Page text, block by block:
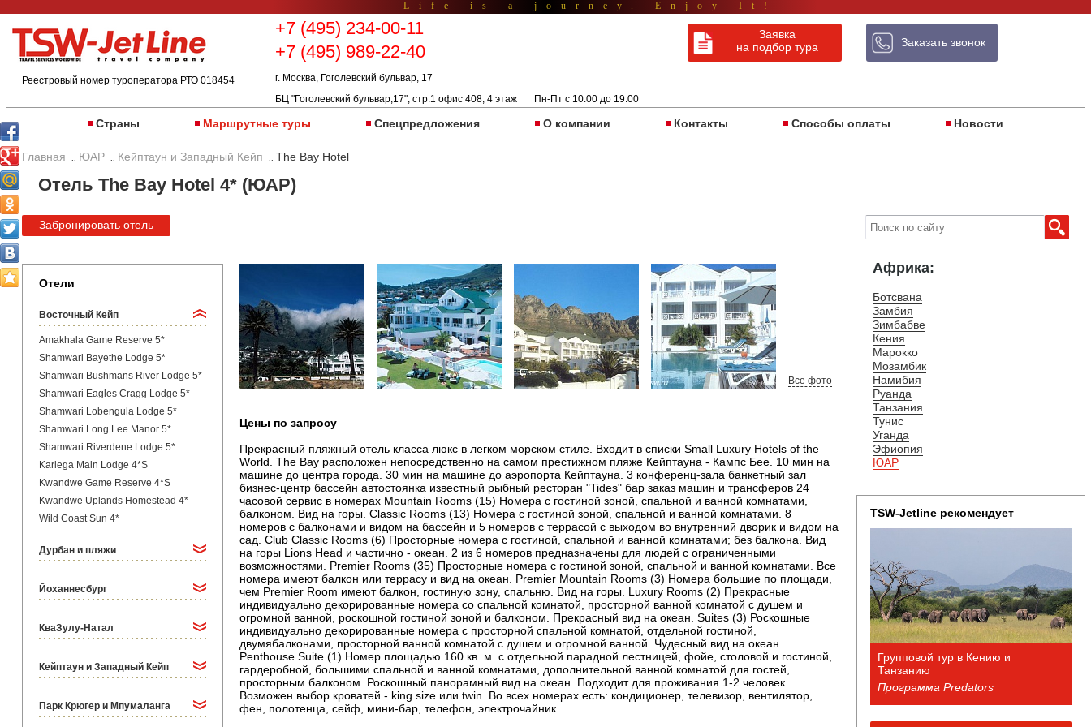
Life is a journey. Enjoy It!
Реестровый номер туроператора РТО 018454
+7 (495) 234-00-11
+7 (495) 989-22-40
г. Москва, Гоголевский бульвар, 17
БЦ "Гоголевский бульвар,17", стр.1 офис 408, 4 этаж Пн-Пт с 10:00 до 19:00
Заявка
на подбор тура
Заказать звонок
Страны Маршрутные туры Спецпредложения О компании Контакты Способы оплаты Новости
Главная :: ЮАР :: Кейптаун и Западный Кейп :: The Bay Hotel
Отель The Bay Hotel 4* (ЮАР)
Забронировать отель
Отели
Восточный Кейп
Amakhala Game Reserve 5*
Shamwari Bayethe Lodge 5*
Shamwari Bushmans River Lodge 5*
Shamwari Eagles Cragg Lodge 5*
Shamwari Lobengula Lodge 5*
Shamwari Long Lee Manor 5*
Shamwari Riverdene Lodge 5*
Kariega Main Lodge 4*S
Kwandwe Game Reserve 4*S
Kwandwe Uplands Homestead 4*
Wild Coast Sun 4*
Дурбан и пляжи
Йоханнесбург
КваЗулу-Натал
Кейптаун и Западный Кейп
Парк Крюгер и Мпумаланга
Все фото
Цены по запросу
Прекрасный пляжный отель класса люкс в легком морском стиле. Входит в списки Small Luxury Hotels of the
World. The Bay расположен непосредственно на самом престижном пляже Кейптауна - Кампс Бее. 10 мин на
машине до центра города. 30 мин на машине до аэропорта Кейптауна. 3 конференц-зала банкетный зал
бизнес-центр бассейн автостоянка известный рыбный ресторан "Tides" бар заказ машин и трансферов 24
часовой сервис в номерах Mountain Rooms (15) Номера с гостиной зоной, спальной и ванной комнатами,
балконом. Вид на горы. Classic Rooms (13) Номера с гостиной зоной, спальной и ванной комнатами. 8
номеров с балконами и видом на бассейн и 5 номеров с террасой с выходом во внутренний дворик и видом на
сад. Club Classic Rooms (6) Просторные номера с гостиной, спальной и ванной комнатами; без балкона. Вид
на горы Lions Head и частично - океан. 2 из 6 номеров предназначены для людей с ограниченными
возможностями. Premier Rooms (35) Просторные номера с гостиной зоной, спальной и ванной комнатами. Все
номера имеют балкон или террасу и вид на океан. Premier Mountain Rooms (3) Номера большие по площади,
чем Premier Room имеют балкон, гостиную зону, спальню. Вид на горы. Luxury Rooms (2) Прекрасные
индивидуально декорированные номера со спальной комнатой, просторной ванной комнатой с душем и
огромной ванной, роскошной гостиной зоной и балконом. Прекрасный вид на океан. Suites (3) Роскошные
индивидуально декорированные номера с просторной спальной комнатой, отдельной гостиной,
двумябалконами, просторной ванной комнатой с душем и огромной ванной. Чудесный вид на океан.
Penthouse Suite (1) Номер площадью 160 кв. м. с отдельной парадной лестницей, фойе, столовой и гостиной,
гардеробной, большими спальной и ванной комнатами, дополнительной ванной комнатой для гостей,
просторным балконом. Роскошный панорамный вид на океан. Подходит для проживания 1-2 человек.
Возможен выбор кроватей - king size или twin. Во всех номерах есть: кондиционер, телевизор, вентилятор,
фен, полотенца, сейф, мини-бар, телефон, электрочайник.
Африка:
Ботсвана
Замбия
Зимбабве
Кения
Марокко
Мозамбик
Намибия
Руанда
Танзания
Тунис
Уганда
Эфиопия
ЮАР
TSW-Jetline рекомендует
Групповой тур в Кению и
Танзанию
Программа Predators